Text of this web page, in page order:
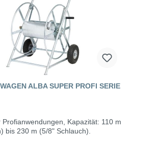
ALBA SUPER PROFI SERIE
Kapazität: 110 m
bis 230 m (5/8" Schlauch).